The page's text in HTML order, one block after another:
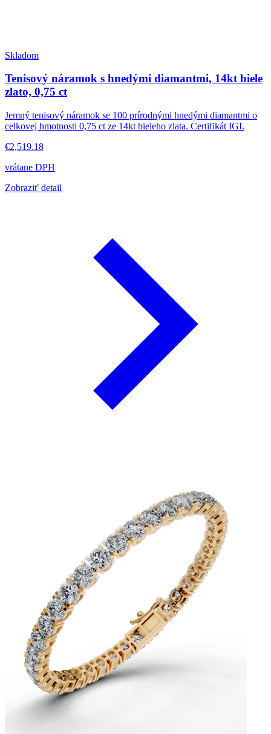
Skladom
Tenisový náramok s hnedými diamantmi, 14kt biele
zlato, 0,75 ct
Jemný tenisový náramok se 100 prírodnými hnedými diamantmi o
celkovej hmotnosti 0,75 ct ze 14kt bieleho zlata. Certifikát IGI.
€2,519.18
vrátane DPH
Zobraziť detail